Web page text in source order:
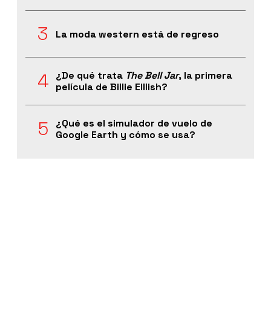
La moda western está de regreso
¿De qué trata The Bell Jar, la primera
película de Billie Eillish?
¿Qué es el simulador de vuelo de
Google Earth y cómo se usa?